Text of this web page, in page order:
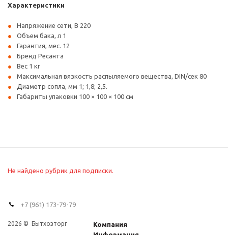
Характеристики
Напряжение сети, В 220
Объем бака, л 1
Гарантия, мес. 12
Бренд Ресанта
Вес 1 кг
Максимальная вязкость распыляемого вещества, DIN/ceк 80
Диаметр сопла, мм 1; 1,8; 2,5.
Габариты упаковки 100 × 100 × 100 см
Не найдено рубрик для подписки.
+7 (961) 173-79-79
2026 © Бытхозторг
Компания